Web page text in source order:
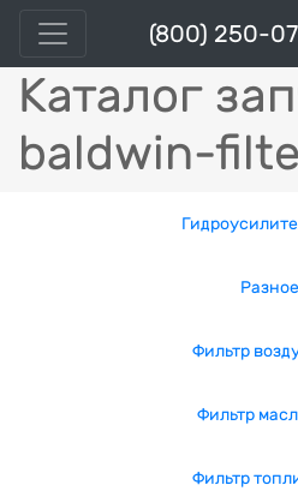
(800) 250-
Каталог
baldwin-
Разное
Фильтр
Фильтр
Фильтр